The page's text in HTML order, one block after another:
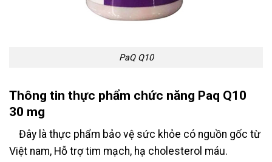
PaQ Q10
Thông tin thực phẩm chức năng Paq Q10
30 mg
Đây là thực phẩm bảo vệ sức khỏe có nguồn gốc từ
Việt nam, Hỗ trợ tim mạch, hạ cholesterol máu.